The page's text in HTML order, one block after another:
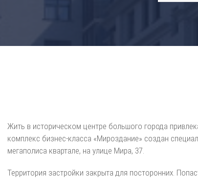
Жить в историческом центре большого города
комплекс бизнес-класса «Мироздание» создан
мегаполиса квартале, на улице Мира, 37.
Территория застройки закрыта для посторонних.